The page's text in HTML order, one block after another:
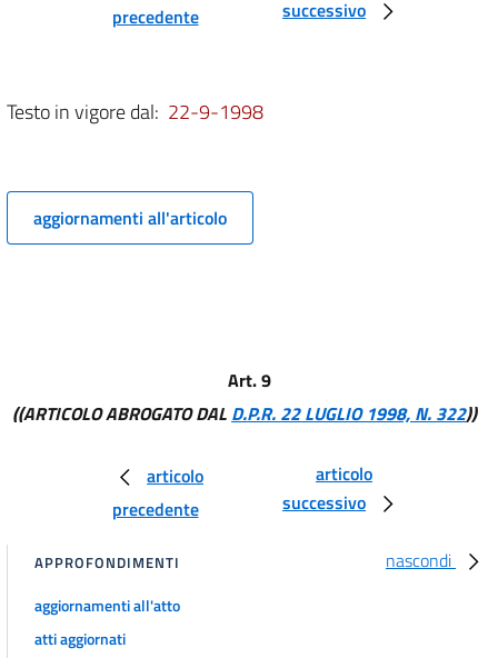
11
12 bis
TITOLO II
SCRITTURE CONTABILI
17
18 bis
18 ter
20 bis
21
precedente
successivo
Testo in vigore dal: 22-9-1998
aggiornamenti all'articolo
Art. 9
((ARTICOLO ABROGATO DAL D.P.R. 22 LUGLIO 1998, N. 322))
articolo
precedente
articolo
successivo
nascondi
APPROFONDIMENTI
aggiornamenti all'atto
atti aggiornati